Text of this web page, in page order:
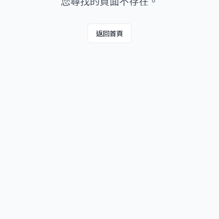
返回首頁